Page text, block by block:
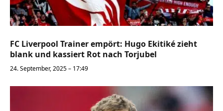
FC Liverpool Trainer empört: Hugo Ekitiké zieht
blank und kassiert Rot nach Torjubel
24. September, 2025 – 17:49